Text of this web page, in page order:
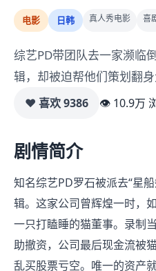
电影 日韩 真人秀电影 喜
综艺PD带团队去一家濒临
辑，却被迫帮他们策划翻身
♥ 喜欢9386 👁 10.9万
剧情简介
知名综艺PD罗石被派去“星
辑。这家公司曾辉煌一时，
一只打瞌睡的猫董事。录制
助撤资，公司最后现金流被
乱买股票亏空。唯一的资产